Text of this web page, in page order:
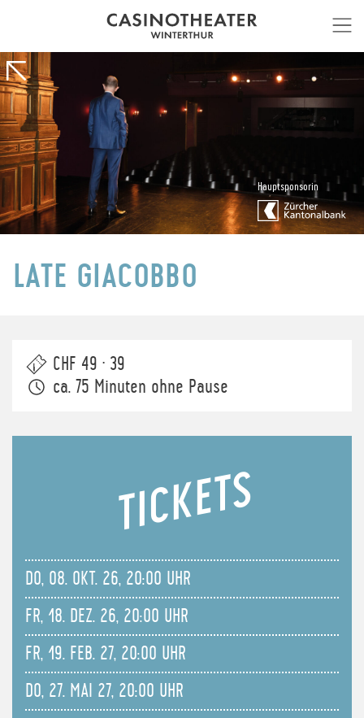
Hauptsponsorin
LATE GIACOBBO
CHF 49 · 39
ca. 75 Minuten ohne Pause
TICKETS
DO, 08. OKT. 26, 20:00 UHR
FR, 18. DEZ. 26, 20:00 UHR
FR, 19. FEB. 27, 20:00 UHR
DO, 27. MAI 27, 20:00 UHR